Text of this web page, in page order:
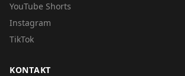
YouTube Shorts
Instagram
TikTok
KONTAKT